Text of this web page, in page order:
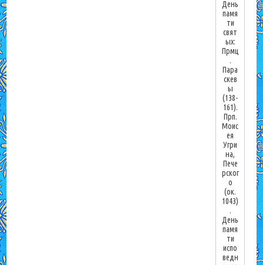
День
памя
ти
свят
ых:
Прмц
.
Пара
скев
ы
(138-
161).
Прп.
Моис
ея
Угри
на,
Пече
рског
о
(ок.
1043)
.
День
памя
ти
испо
ведн